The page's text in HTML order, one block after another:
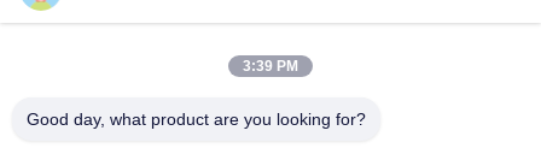
住所:
address China Phone LCD Screen Replacement Online Market
675991288@qq.com
3:39 PM
Good day, what product are you looking for?